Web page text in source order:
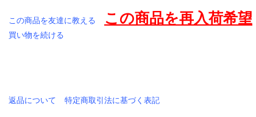
この商品を友達に教える この商品を再入荷希望
買い物を続ける
返品について 特定商取引法に基づく表記